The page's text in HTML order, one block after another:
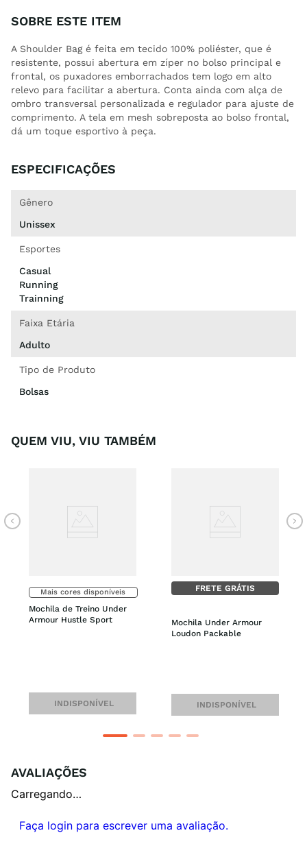
SOBRE ESTE ITEM
A Shoulder Bag é feita em tecido 100% poliéster, que é
resistente, possui abertura em zíper no bolso principal e
frontal, os puxadores emborrachados tem logo em alto
relevo para facilitar a abertura. Conta ainda com alça de
ombro transversal personalizada e regulador para ajuste de
comprimento. A tela em mesh sobreposta ao bolso frontal,
dá um toque esportivo à peça.
ESPECIFICAÇÕES
Gênero
Unissex
Esportes
Casual
Running
Trainning
Faixa Etária
Adulto
Tipo de Produto
Bolsas
QUEM VIU, VIU TAMBÉM
Mais cores disponíveis
Mochila de Treino Under
Armour Hustle Sport
INDISPONÍVEL
FRETE GRÁTIS
Mochila Under Armour
Loudon Packable
INDISPONÍVEL
AVALIAÇÕES
Carregando…
Faça login para escrever uma avaliação.